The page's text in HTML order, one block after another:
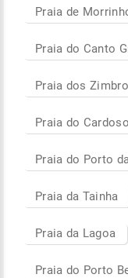
Praia de
Praia do Canto
Praia dos
Praia do Cardoso
Praia do Porto
Praia da Tainha
Praia da Lagoa
Praia do Porto